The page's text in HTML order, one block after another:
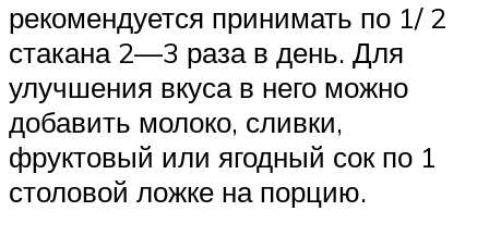
рекомендуется принимать по 1/ 2
стакана 2—3 раза в день. Для
улучшения вкуса в него можно
добавить молоко, сливки,
фруктовый или ягодный сок по 1
столовой ложке на порцию.